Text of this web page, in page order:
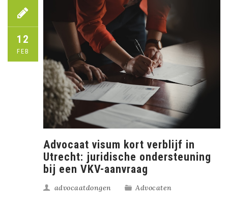
12
FEB
Advocaat visum kort verblijf in
Utrecht: juridische ondersteuning
bij een VKV-aanvraag
advocaatdongen Advocaten